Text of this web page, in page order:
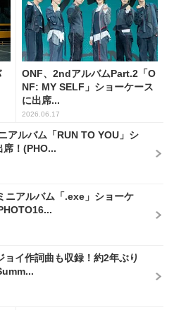
ONF、2ndアルバムPart.2「O
NF: MY SELF」ショーケース
に出席...
2026.06.17
アルバム「RUN TO YOU」シ
席！(PHO...
ニアルバム「.exe」ショーケ
イ作詞曲も収録！約2年ぶり